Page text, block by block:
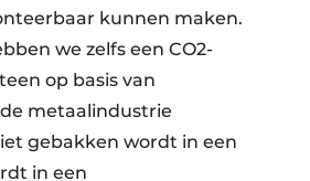
kunnen maken.
we zelfs een CO2-
op basis van
metaalindustrie
gebakken wordt in een
in een